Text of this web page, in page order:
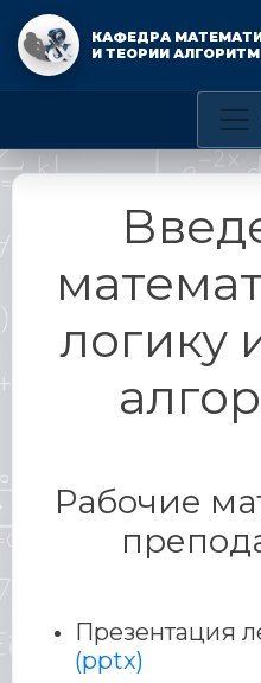
КАФЕДРА
И ТЕОРИИ
логику
Рабочие
Презентация
(pptx)